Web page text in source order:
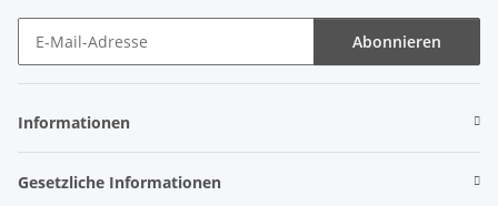
Abonnieren
Informationen
Gesetzliche Informationen